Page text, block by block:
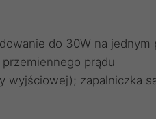
do 30W na jednym
prądu
wyjściowej); zapalniczka